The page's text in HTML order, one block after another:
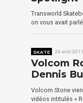
Transworld
on vous avait
SKATE 24 août 2011
Volcom
Dennis
Volcom Stone
vidéos intitulés «